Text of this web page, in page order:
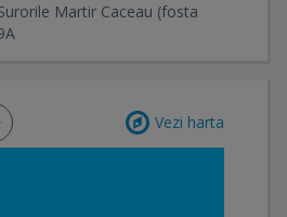
Martir Caceau (fosta
Vezi harta